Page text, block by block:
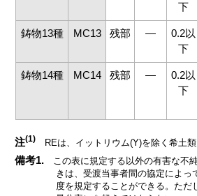
下
鋳物13種 MC13 残部 ―
0.2以
下
鋳物14種 MC14 残部 ―
0.2以
下
注(1) REは、イットリウム(Y)を除く希土類
備考1. この表に規定する以外の有害な不
きは、受渡当事者間の協定によっ
度を規定することができる。ただ